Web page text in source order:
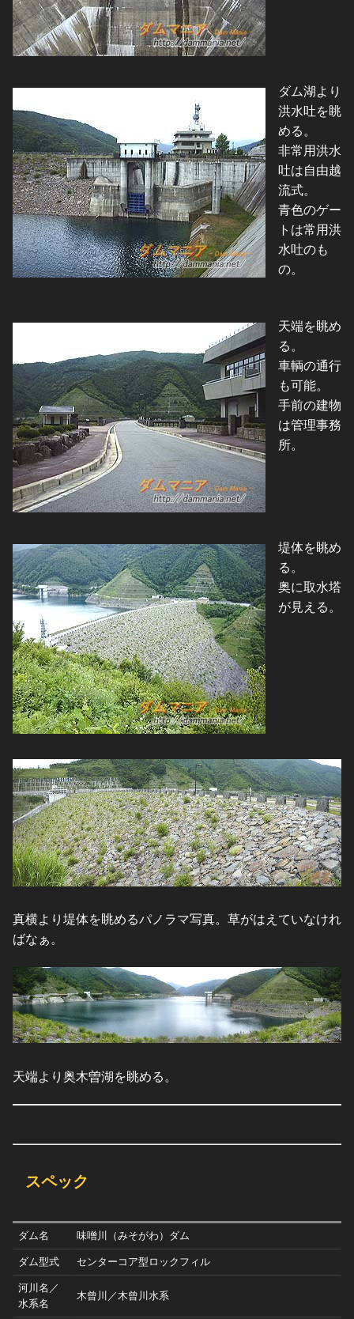
ダム湖より
洪水吐を眺
める。
非常用洪水
吐は自由越
流式。
青色のゲー
トは常用洪
水吐のも
の。
天端を眺め
る。
車輌の通行
も可能。
手前の建物
は管理事務
所。
堤体を眺め
る。
奥に取水塔
が見える。
真横より堤体を眺めるパノラマ写真。草がはえていなけれ
ばなぁ。
天端より奥木曽湖を眺める。
スペック
ダム名 味噌川（みそがわ）ダム
ダム型式 センターコア型ロックフィル
河川名／
水系名
木曾川／木曾川水系